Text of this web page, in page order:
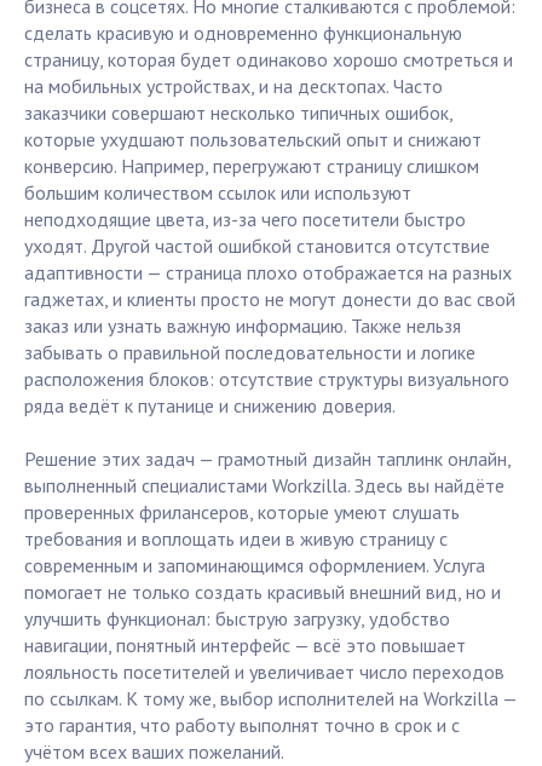
бизнеса в соцсетях. Но многие сталкиваются с проблемой:
сделать красивую и одновременно функциональную
страницу, которая будет одинаково хорошо смотреться и
на мобильных устройствах, и на десктопах. Часто
заказчики совершают несколько типичных ошибок,
которые ухудшают пользовательский опыт и снижают
конверсию. Например, перегружают страницу слишком
большим количеством ссылок или используют
неподходящие цвета, из-за чего посетители быстро
уходят. Другой частой ошибкой становится отсутствие
адаптивности — страница плохо отображается на разных
гаджетах, и клиенты просто не могут донести до вас свой
заказ или узнать важную информацию. Также нельзя
забывать о правильной последовательности и логике
расположения блоков: отсутствие структуры визуального
ряда ведёт к путанице и снижению доверия.
Решение этих задач — грамотный дизайн таплинк онлайн,
выполненный специалистами Workzilla. Здесь вы найдёте
проверенных фрилансеров, которые умеют слушать
требования и воплощать идеи в живую страницу с
современным и запоминающимся оформлением. Услуга
помогает не только создать красивый внешний вид, но и
улучшить функционал: быструю загрузку, удобство
навигации, понятный интерфейс — всё это повышает
лояльность посетителей и увеличивает число переходов
по ссылкам. К тому же, выбор исполнителей на Workzilla —
это гарантия, что работу выполнят точно в срок и с
учётом всех ваших пожеланий.